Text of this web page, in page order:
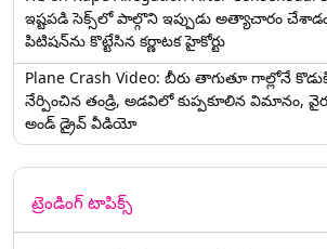
ఇష్టపడి సెక్స్‌లో పాల్గొని ఇప్పుడు అత్యాచారం
పిటిషన్‌ను కొట్టేసిన కర్ణాటక హైకోర్టు
Plane Crash Video: బీరు తాగుతూ గాల్లోనే
నేర్పించిన తండ్రి, అడవిలో కుప్పకూలిన విమానం,
అండ్ డ్రైవ్ వీడియో
ట్రెండింగ్ టాపిక్స్